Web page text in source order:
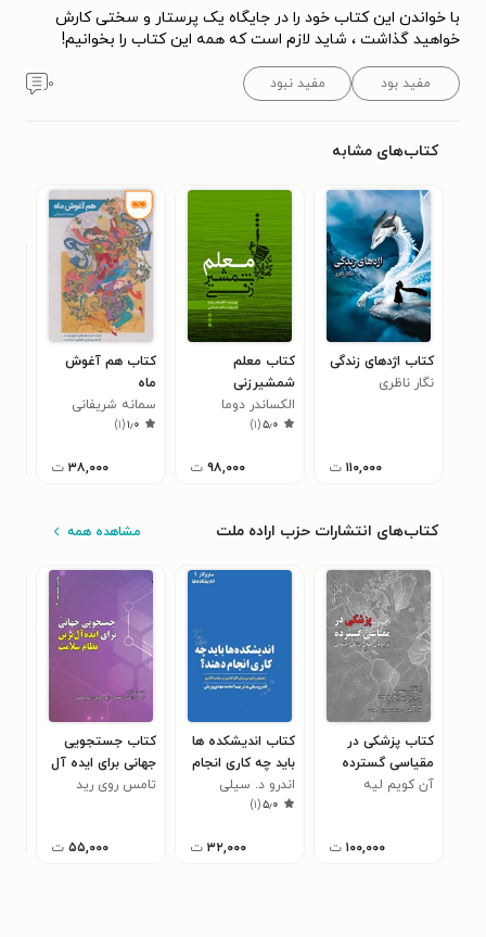
با خواندن این کتاب خود را در جایگاه یک پرستار و سختی کارش
خواهید گذاشت ، شاید لازم است که همه این کتاب را بخوانیم!
مفید بود مفید نبود ۰
کتاب‌های مشابه
کتاب اژدهای زندگی
نگار ناظری
۱۱۰,۰۰۰ ت
کتاب معلم
شمشیرزنی
الکساندر دوما
۵٫۰(۱)
۹۸,۰۰۰ ت
کتاب هم آغوش
ماه
سمانه شریفانی
۱٫۰(۱)
۳۸,۰۰۰ ت
کتاب‌های انتشارات حزب اراده ملت مشاهده همه
کتاب پزشکی در
مقیاسی گسترده
آن کویم لیه
۱۰۰,۰۰۰ ت
کتاب اندیشکده ها
باید چه کاری انجام
دهند؟
اندرو د. سیلی
۵٫۰(۱)
۳۲,۰۰۰ ت
کتاب جستجویی
جهانی برای ایده آل
ترین نظام سلامت
تامس روی رید
۵۵,۰۰۰ ت